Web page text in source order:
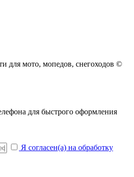
для мото, мопедов, снегоходов ©
для быстрого оформления
Я согласен(а) на обработку